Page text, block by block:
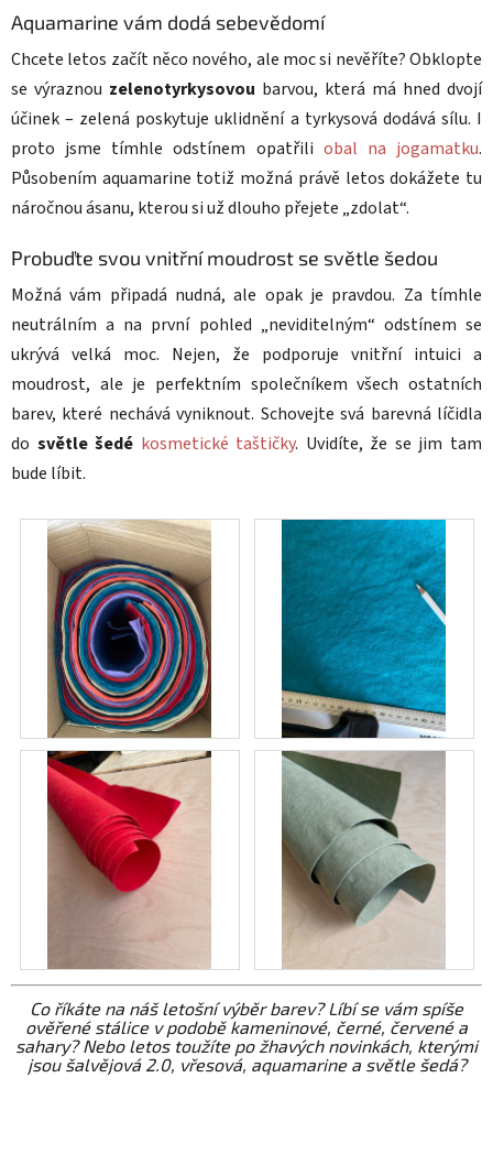
Aquamarine vám dodá sebevědomí
Chcete letos začít něco nového, ale moc si nevěříte? Obklopte
se výraznou zelenotyrkysovou barvou, která má hned dvojí
účinek – zelená poskytuje uklidnění a tyrkysová dodává sílu. I
proto jsme tímhle odstínem opatřili obal na jogamatku.
Působením aquamarine totiž možná právě letos dokážete tu
náročnou ásanu, kterou si už dlouho přejete „zdolat“.
Probuďte svou vnitřní moudrost se světle šedou
Možná vám připadá nudná, ale opak je pravdou. Za tímhle
neutrálním a na první pohled „neviditelným“ odstínem se
ukrývá velká moc. Nejen, že podporuje vnitřní intuici a
moudrost, ale je perfektním společníkem všech ostatních
barev, které nechává vyniknout. Schovejte svá barevná líčidla
do světle šedé kosmetické taštičky. Uvidíte, že se jim tam
bude líbit.
Co říkáte na náš letošní výběr barev? Líbí se vám spíše
ověřené stálice v podobě kameninové, černé, červené a
sahary? Nebo letos toužíte po žhavých novinkách, kterými
jsou šalvějová 2.0, vřesová, aquamarine a světle šedá?